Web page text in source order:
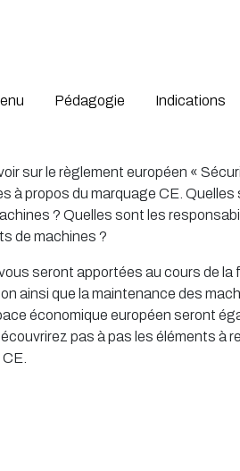
Pédagogie Indications
sur le règlement européen «
à propos du marquage CE. Quelles
? Quelles sont les
de machines ?
seront apportées au cours de la
ainsi que la maintenance des
économique européen seront
pas à pas les éléments à